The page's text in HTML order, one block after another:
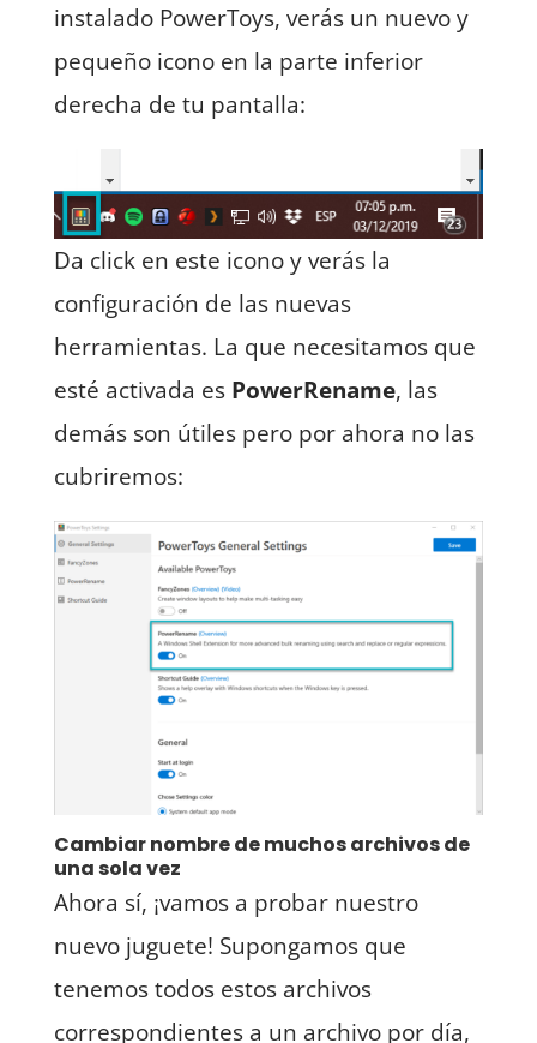
instalado PowerToys, verás un nuevo y
pequeño icono en la parte inferior
derecha de tu pantalla:
Da click en este icono y verás la
configuración de las nuevas
herramientas. La que necesitamos que
esté activada es PowerRename, las
demás son útiles pero por ahora no las
cubriremos:
Cambiar nombre de muchos archivos de
una sola vez
Ahora sí, ¡vamos a probar nuestro
nuevo juguete! Supongamos que
tenemos todos estos archivos
correspondientes a un archivo por día,